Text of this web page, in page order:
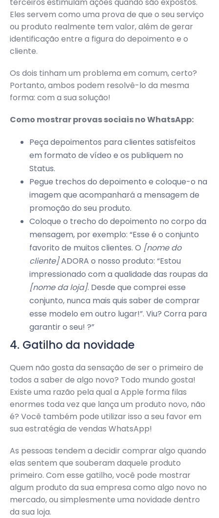
Eles servem como uma prova de que o seu serviço
ou produto realmente tem valor, além de gerar
identificação entre a figura do depoimento e o
cliente.
Os dois tinham um problema em comum, certo?
Portanto, ambos podem resolvê-lo da mesma
forma: com a sua solução!
Como mostrar provas sociais no WhatsApp:
Peça depoimentos para clientes satisfeitos
em formato de vídeo e os publiquem no
Status.
Pegue trechos do depoimento e coloque-o na
imagem que acompanhará a mensagem de
promoção do seu produto.
Coloque o trecho do depoimento no corpo da
mensagem, por exemplo: “Esse é o conjunto
favorito de muitos clientes. O [nome do
cliente]ADORA o nosso produto: “Estou
impressionado com a qualidade das roupas da
[nome da loja]. Desde que comprei esse
conjunto, nunca mais quis saber de comprar
esse modelo em outro lugar!”. Viu? Corra para
garantir o seu! ?”
4. Gatilho da novidade
Quem não gosta da sensação de ser o primeiro de
todos a saber de algo novo? Todo mundo gosta!
Existe uma razão pela qual a Apple forma filas
enormes toda vez que lança um produto novo, não
é? Você também pode utilizar isso a seu favor em
sua estratégia de vendas WhatsApp!
As pessoas tendem a decidir comprar algo quando
elas sentem que souberam daquele produto
primeiro. Com esse gatilho, você pode mostrar
algum produto da sua empresa como algo novo no
mercado, ou simplesmente uma novidade dentro
da sua loja.